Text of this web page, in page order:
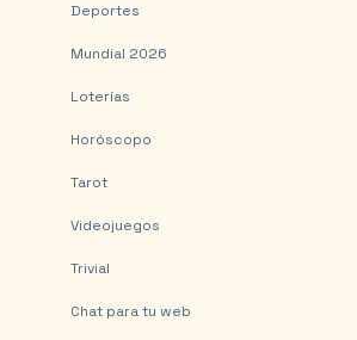
Deportes
Mundial 2026
Loterías
Horóscopo
Tarot
Videojuegos
Trivial
Chat para tu web